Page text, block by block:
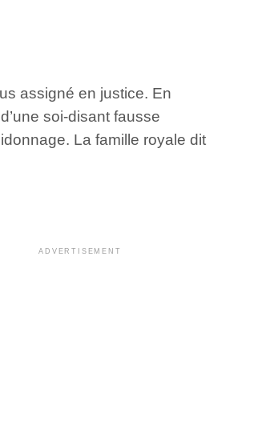
assigné en justice. En
soi-disant fausse
La famille royale dit
ADVERTISEMENT